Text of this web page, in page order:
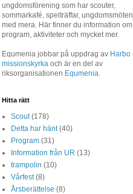
ungdomsförening som har scouter,
sommarkafé, spelträffar, ungdomsmöten
med mera. Här finner du information om
program, aktiviteter och mycket mer.
Equmenia jobbar på uppdrag av Harbo
missionskyrka och är en del av
riksorganisationen Equmenia.
Hitta rätt
Scout (178)
Detta har hänt (40)
Program (31)
Information från UR (13)
trampolin (10)
Vårfest (8)
Årsberättelse (8)